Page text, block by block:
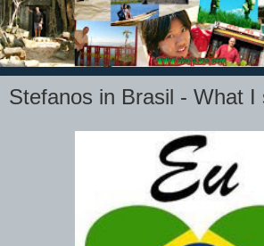
Stefanos in Brasil - What I